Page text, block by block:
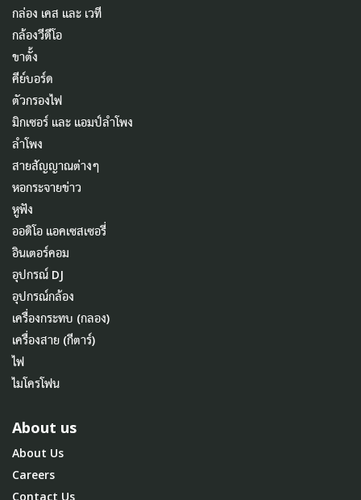
กล่อง เคส และ เวที
กล้องวีดีโอ
ขาตั้ง
คีย์บอร์ด
ตัวกรองไฟ
มิกเซอร์ และ แอมป์ลำโพง
ลำโพง
สายสัญญาณต่างๆ
หอกระจายข่าว
หูฟัง
ออดิโอ แอคเซสเซอรี่
อินเตอร์คอม
อุปกรณ์ DJ
อุปกรณ์กล้อง
เครื่องกระทบ (กลอง)
เครื่องสาย (กีตาร์)
ไฟ
ไมโครโฟน
About us
About Us
Careers
Contact Us